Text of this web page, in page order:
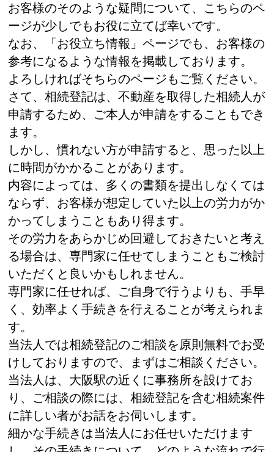
お客様のそのような疑問について、こちらのペ
ージが少しでもお役に立てば幸いです。
なお、「お役立ち情報」ページでも、お客様の
参考になるような情報を掲載しております。
よろしければそちらのページもご覧ください。
さて、相続登記は、不動産を取得した相続人が
申請するため、ご本人が申請をすることもでき
ます。
しかし、慣れない方が申請すると、思った以上
に時間がかかることがあります。
内容によっては、多くの書類を提出しなくては
ならず、お客様が想定していた以上の労力がか
かってしまうこともあり得ます。
その労力をあらかじめ回避しておきたいと考え
る場合は、専門家に任せてしまうこともご検討
いただくと良いかもしれません。
専門家に任せれば、ご自身で行うよりも、手早
く、効率よく手続きを行えることが考えられま
す。
当法人では相続登記のご相談を原則無料でお受
けしておりますので、まずはご相談ください。
当法人は、大阪駅の近くに事務所を設けてお
り、ご相談の際には、相続登記を含む相続案件
に詳しい者がお話をお伺いします。
細かな手続きは当法人にお任せいただけます